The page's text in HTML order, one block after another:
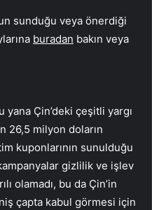
sunduğu veya önerdiği
buradan bakın veya
yana Çin’deki çeşitli yargı
26,5 milyon doların
kuponlarının sunulduğu
gizlilik ve işlev
olamadı, bu da Çin’in
çapta kabul görmesi için